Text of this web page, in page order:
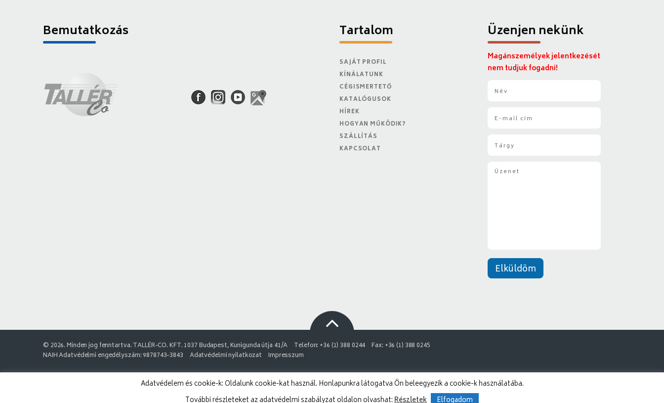
Bemutatkozás Tartalom
SAJÁT PROFIL
KÍNÁLATUNK
CÉGISMERTETŐ
KATALÓGUSOK
HÍREK
HOGYAN MŰKÖDIK?
SZÁLLÍTÁS
KAPCSOLAT
Üzenjen nekünk
Magánszemélyek jelentkezését
nem tudjuk fogadni!
Elküldöm
© 2026. Minden jog fenntartva. TALLÉR-CO. KFT. 1037 Budapest, Kunigunda útja 41/A Telefon: +36 (1) 388 0244
Fax: +36 (1) 388 0245
NAIH Adatvédelmi engedélyszám: 9878743-3843
Adatvédelmi nyilatkozat Impresszum
Adatvédelem és cookie-k: Oldalunk cookie-kat használ. Honlapunkra látogatva Ön beleegyezik a cookie-k használatába.
További részleteket az adatvédelmi szabályzat oldalon olvashat:Részletek